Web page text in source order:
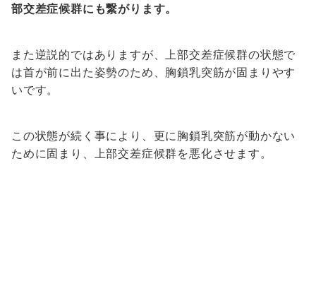
部交差症候群にも繋がります。
また逆説的ではありますが、上部交差症候群の状態で
は首が前に出た姿勢のため、胸鎖乳突筋が固まりやす
いです。
この状態が続く事により、更に胸鎖乳突筋が動かない
ために固まり、上部交差症候群を悪化させます。